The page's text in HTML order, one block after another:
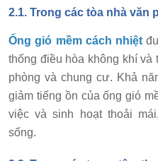
2.1. Trong các tòa nhà văn
Ống gió mềm cách nhiệt
thống điều hòa không khí và
phòng và chung cư. Khả
giảm tiếng ồn của ống gió
việc và sinh hoạt thoải
sống.